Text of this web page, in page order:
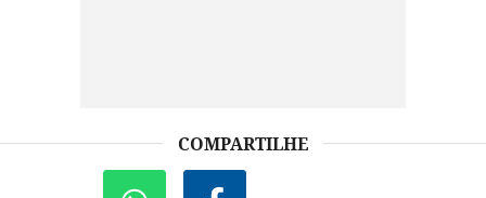
COMPARTILHE